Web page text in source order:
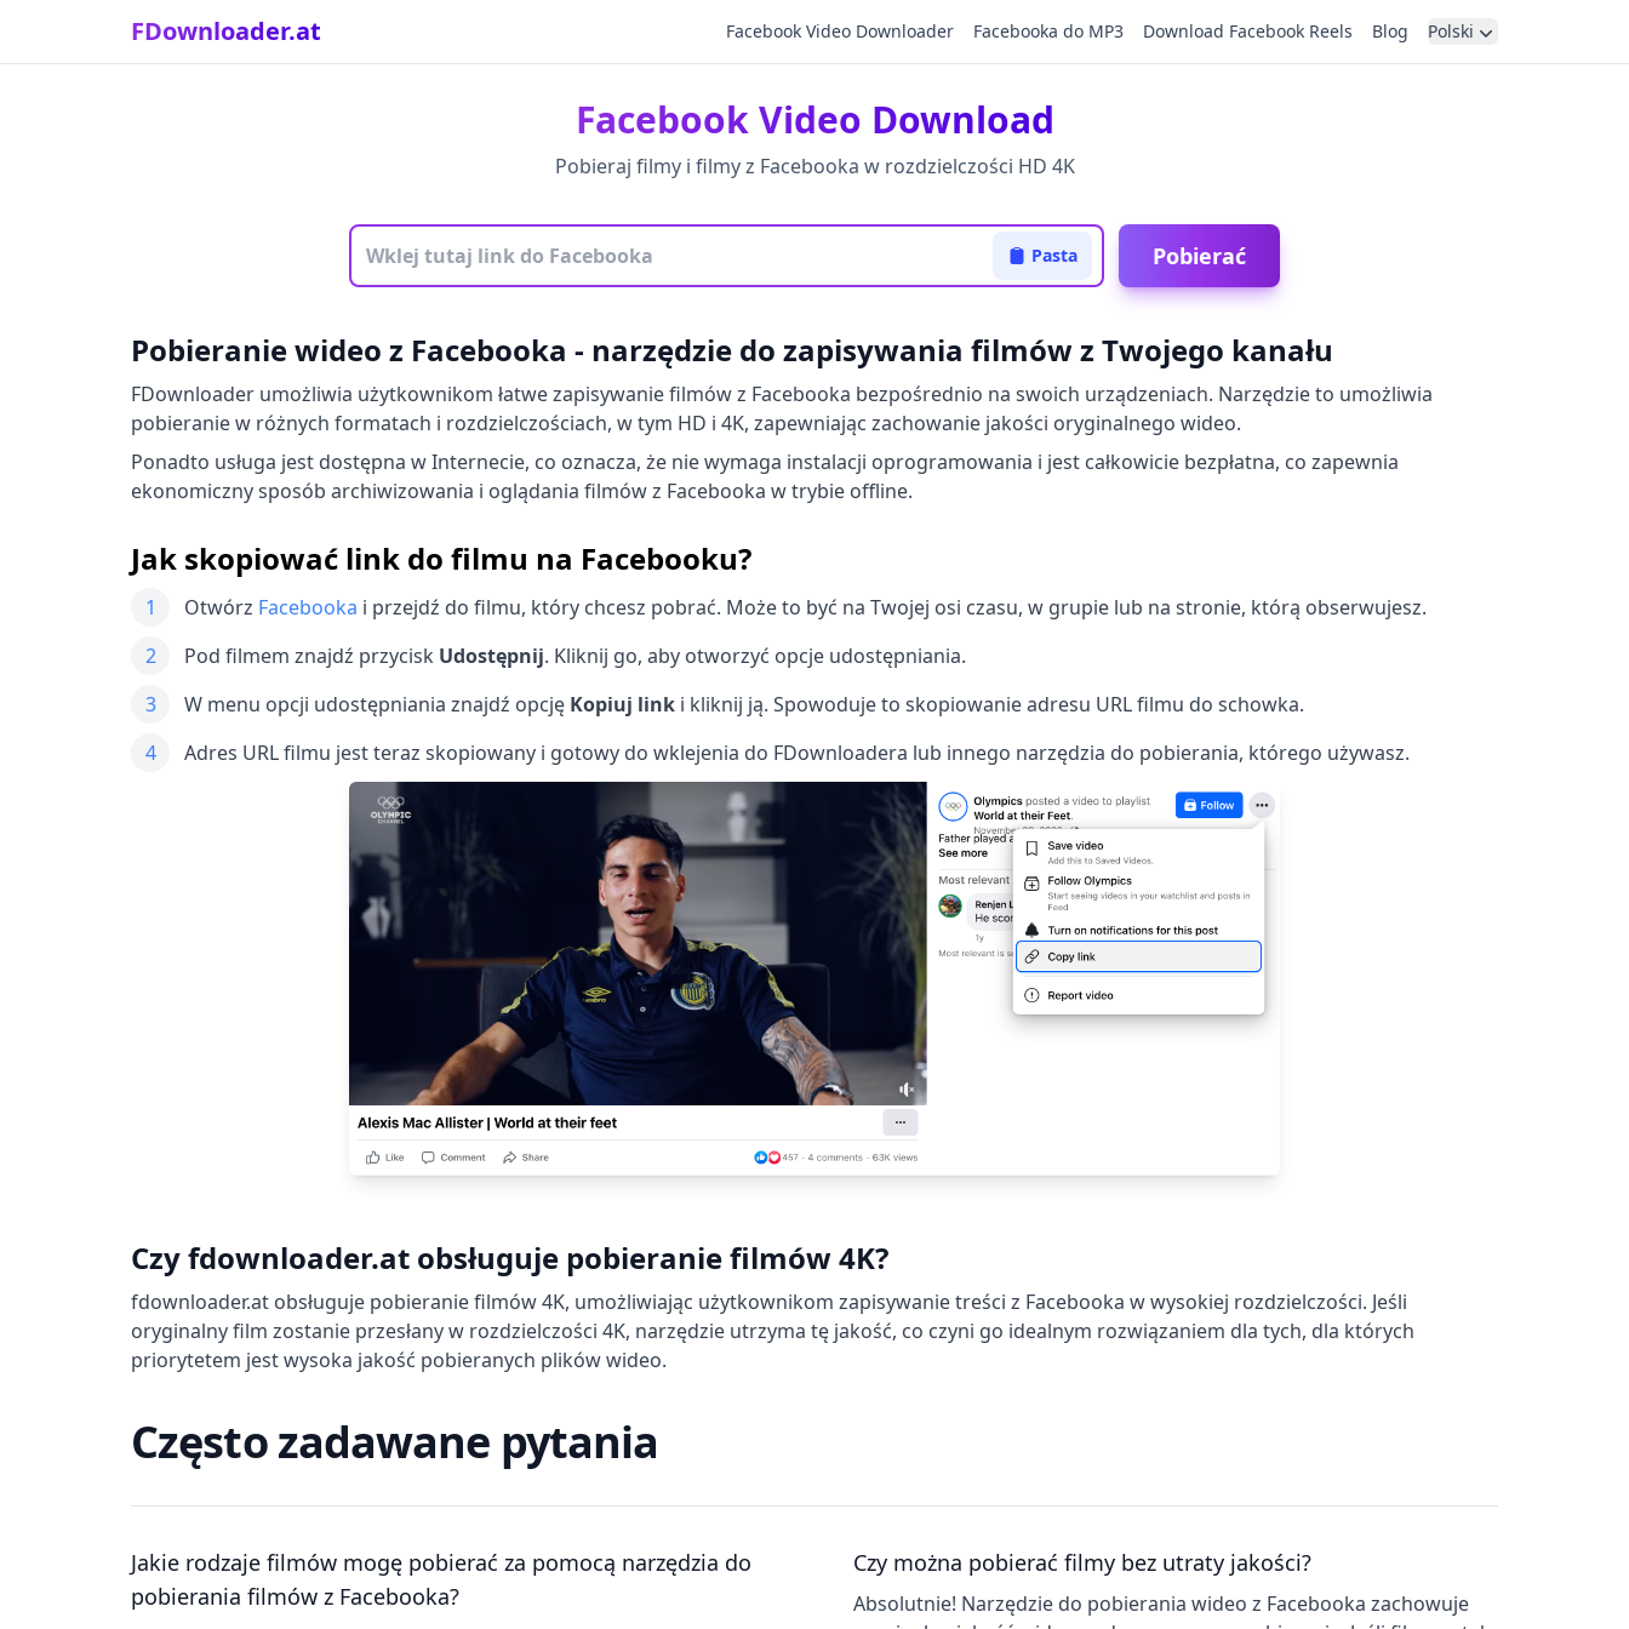
FDownloader.at Facebook Video Downloader Facebooka do MP3 Download Facebook Reels Blog Polski
Facebook Video Download
Pobieraj filmy i filmy z Facebooka w rozdzielczości HD 4K
Pasta Pobierać
Pobieranie wideo z Facebooka - narzędzie do zapisywania filmów z Twojego kanału
FDownloader umożliwia użytkownikom łatwe zapisywanie filmów z Facebooka bezpośrednio na swoich urządzeniach. Narzędzie to umożliwia
pobieranie w różnych formatach i rozdzielczościach, w tym HD i 4K, zapewniając zachowanie jakości oryginalnego wideo.
Ponadto usługa jest dostępna w Internecie, co oznacza, że ​​nie wymaga instalacji oprogramowania i jest całkowicie bezpłatna, co zapewnia
ekonomiczny sposób archiwizowania i oglądania filmów z Facebooka w trybie offline.
Jak skopiować link do filmu na Facebooku?
1 Otwórz Facebooka i przejdź do filmu, który chcesz pobrać. Może to być na Twojej osi czasu, w grupie lub na stronie, którą obserwujesz.
2
Pod filmem znajdź przycisk Udostępnij. Kliknij go, aby otworzyć opcje udostępniania.
3
W menu opcji udostępniania znajdź opcję Kopiuj link i kliknij ją. Spowoduje to skopiowanie adresu URL filmu do schowka.
4
Adres URL filmu jest teraz skopiowany i gotowy do wklejenia do FDownloadera lub innego narzędzia do pobierania, którego używasz.
Czy fdownloader.at obsługuje pobieranie filmów 4K?
fdownloader.at obsługuje pobieranie filmów 4K, umożliwiając użytkownikom zapisywanie treści z Facebooka w wysokiej rozdzielczości. Jeśli
oryginalny film zostanie przesłany w rozdzielczości 4K, narzędzie utrzyma tę jakość, co czyni go idealnym rozwiązaniem dla tych, dla których
priorytetem jest wysoka jakość pobieranych plików wideo.
Często zadawane pytania
Jakie rodzaje filmów mogę pobierać za pomocą narzędzia do
pobierania filmów z Facebooka?
Czy można pobierać filmy bez utraty jakości?
Absolutnie! Narzędzie do pobierania wideo z Facebooka zachowuje